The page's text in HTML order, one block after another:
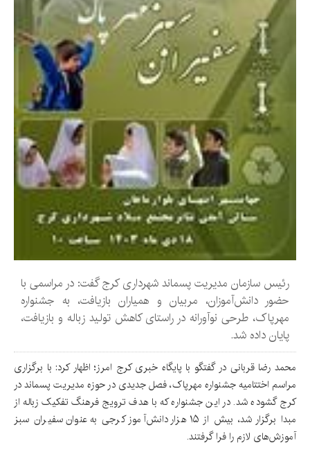
رئیس سازمان مدیریت پسماند شهرداری کرج گفت: در مراسمی با
حضور دانش‌آموزان، مربیان و همیاران بازیافت، به جشنواره
مهرپاک، طرحی نوآورانه در راستای کاهش تولید زباله و بازیافت،
پایان داده شد.
محمد رضا قربانی در گفتگو با پایگاه خبری کرج امرز؛ اظهار کرد: با برگزاری
مراسم اختتامیه جشنواره مهرپاک، فصل جدیدی در حوزه مدیریت پسماند در
کرج گشوده شد. در این جشنواره که با هدف ترویج فرهنگ تفکیک زباله از
مبدا برگزار شد، بیش از ۱۵ هزار دانش‌آموز کرجی به عنوان سفیران سبز
آموزش‌های لازم را فرا گرفتند.